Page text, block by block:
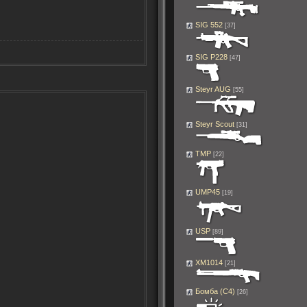
SIG 552 [37]
SIG P228 [47]
Steyr AUG [55]
Steyr Scout [31]
TMP [22]
UMP45 [19]
USP [89]
XM1014 [21]
Бомба (C4) [26]